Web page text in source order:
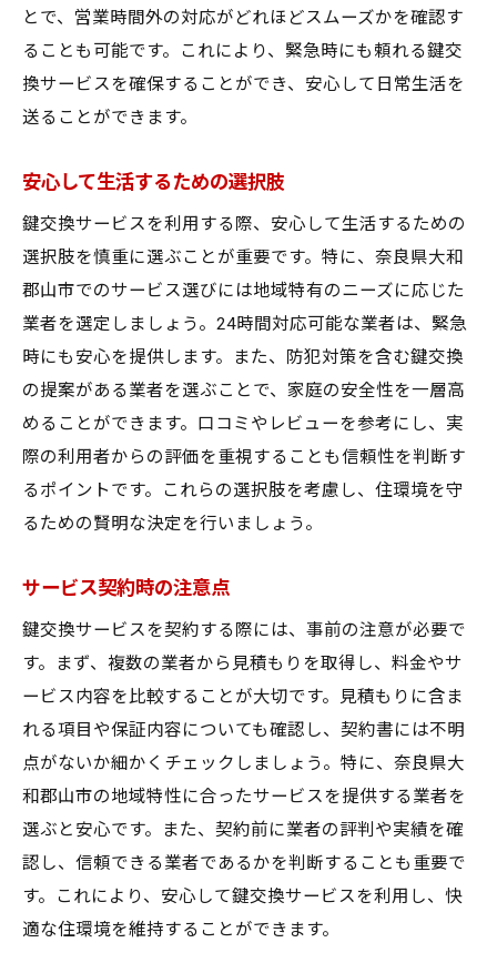
とで、営業時間外の対応がどれほどスムーズかを確認す
ることも可能です。これにより、緊急時にも頼れる鍵交
換サービスを確保することができ、安心して日常生活を
送ることができます。
安心して生活するための選択肢
鍵交換サービスを利用する際、安心して生活するための
選択肢を慎重に選ぶことが重要です。特に、奈良県大和
郡山市でのサービス選びには地域特有のニーズに応じた
業者を選定しましょう。24時間対応可能な業者は、緊急
時にも安心を提供します。また、防犯対策を含む鍵交換
の提案がある業者を選ぶことで、家庭の安全性を一層高
めることができます。口コミやレビューを参考にし、実
際の利用者からの評価を重視することも信頼性を判断す
るポイントです。これらの選択肢を考慮し、住環境を守
るための賢明な決定を行いましょう。
サービス契約時の注意点
鍵交換サービスを契約する際には、事前の注意が必要で
す。まず、複数の業者から見積もりを取得し、料金やサ
ービス内容を比較することが大切です。見積もりに含ま
れる項目や保証内容についても確認し、契約書には不明
点がないか細かくチェックしましょう。特に、奈良県大
和郡山市の地域特性に合ったサービスを提供する業者を
選ぶと安心です。また、契約前に業者の評判や実績を確
認し、信頼できる業者であるかを判断することも重要で
す。これにより、安心して鍵交換サービスを利用し、快
適な住環境を維持することができます。